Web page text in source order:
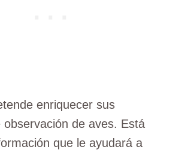
enriquecer sus
observación de aves. Está
que le ayudará a